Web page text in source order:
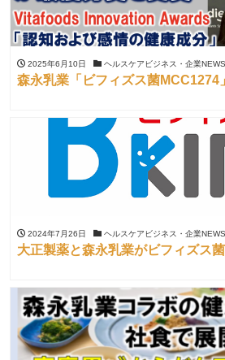
2025年6月10日 ヘルスケアビジネス・企業NEWS
森永乳業「ビフィズス菌MCC1274
2024年7月26日 ヘルスケアビジネス・企業NEWS
大正製薬と森永乳業がビフィズス